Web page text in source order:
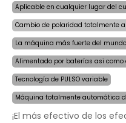
Aplicable en cualquier lugar del
Cambio de polaridad totalmente
La máquina más fuerte del mundo
Alimentado por baterías asi como
Tecnología de PULSO variable
Máquina totalmente automática
¡El más efectivo de los